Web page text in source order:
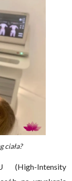
ciała?
(High-Intensity